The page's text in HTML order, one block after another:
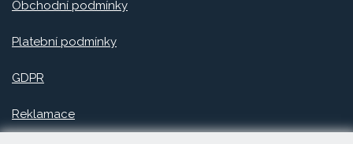
Obchodní podmínky
Platební podmínky
GDPR
Reklamace